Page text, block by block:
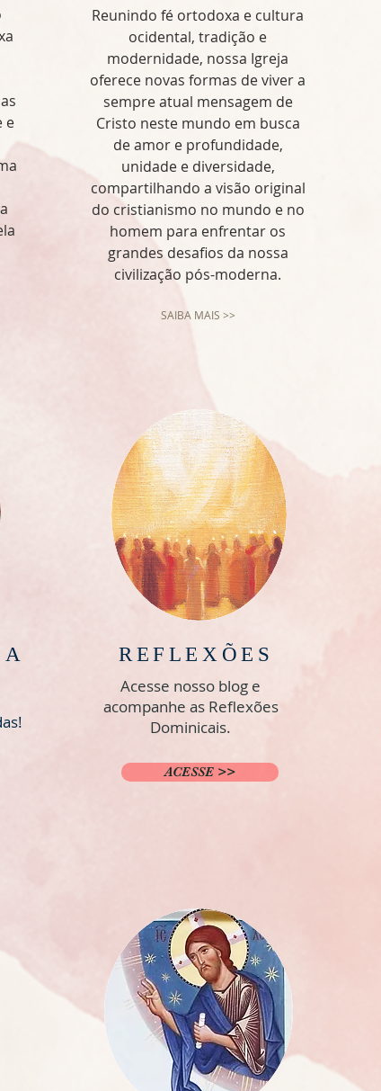
e
Reunindo fé ortodoxa e cultura
ocidental, tradição e
modernidade, nossa Igreja
oferece novas formas de viver a
sempre atual mensagem de
Cristo neste mundo em busca
de amor e profundidade,
unidade e diversidade,
compartilhando a visão original
do cristianismo no mundo e no
homem para enfrentar os
grandes desafios da nossa
civilização pós-moderna.
SAIBA MAIS >>
REFLEXÕES
Acesse nosso blog e
acompanhe as Reflexões
Dominicais.
ACESSE >>